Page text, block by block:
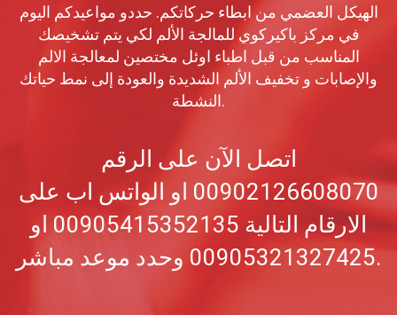
الهيكل العضمي من ابطاء حركاتكم. حددو مواعيدكم اليوم
في مركز باكيركوي للمالجة الألم لكي يتم تشخيصك
المناسب من قبل اطباء اوئل مختصين لمعالجة الالم
والإصابات و تخفيف الألم الشديدة والعودة إلى نمط حياتك
النشطة.
اتصل الآن على الرقم
00902126608070 او الواتس اب على
الارقام التالية 00905415352135 او
00905321327425 وحدد موعد مباشر.